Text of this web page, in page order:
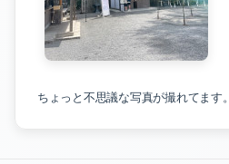
ちょっと不思議な写真が撮れてます。